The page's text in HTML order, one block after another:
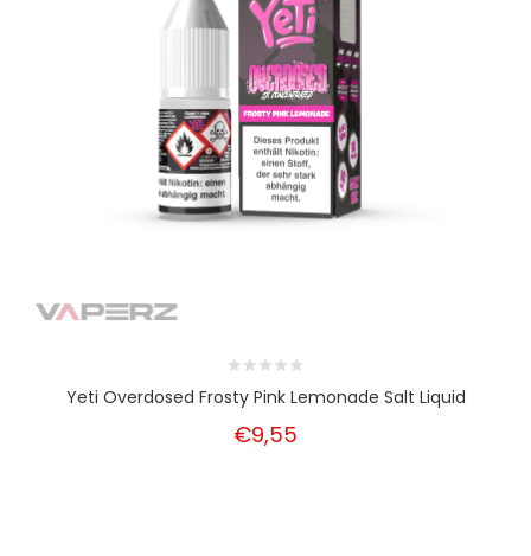
Yeti Overdosed Frosty Pink Lemonade Salt Liquid
€9,55